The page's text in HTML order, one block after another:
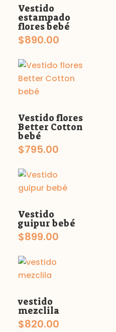
Vestido
estampado
flores bebé
$890.00
Vestido flores
Better Cotton
bebé
$795.00
Vestido
guipur bebé
$899.00
vestido
mezclila
$820.00